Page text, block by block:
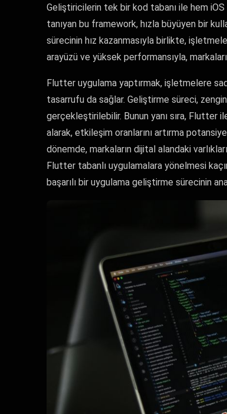
Geliştiricilerin tek bir kod tabanı ile hem
tanıyan bu framework, hızla büyüyen bir
sürecinin hız kazanmasıyla birlikte,
arayüzü ve yüksek performansıyla,
Flutter uygulama yaptırmak, işletmelere
tasarrufu da sağlar. Geliştirme süreci,
gerçekleştirilebilir. Bunun yanı sıra, Flutter
alarak, etkileşim oranlarını artırma
dönemde, markaların dijital alandaki
Flutter tabanlı uygulamalara yönelmesi
başarılı bir uygulama geliştirme sürecinin